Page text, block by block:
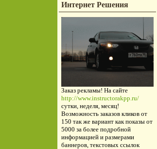
Интернет Решения
Заказ рекламы! На сайте
http://www.instructorakpp.ru/
сутки, неделя, месяц!
Возможность заказов кликов от
150 так же вариант как показы от
5000 за более подробной
информацией и размерами
баннеров, текстовых ссылок